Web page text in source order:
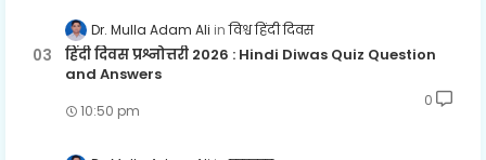
Dr. Mulla Adam Ali विश्व हिंदी दिवस
हिंदी दिवस प्रश्नोत्तरी 2026 : Hindi Diwas Quiz Question
and Answers
10:50 pm
0